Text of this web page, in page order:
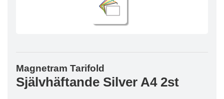
Magnetram Tarifold
Självhäftande Silver A4 2st